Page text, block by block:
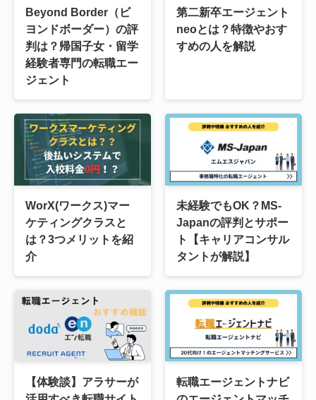
Beyond Border（ビ
ヨンドボーダー）の評
判は？帰国子女・留学
経験者専門の転職エー
ジェント
第二新卒エージェント
neoとは？特徴やおす
すめの人を解説
WorX(ワークス)マー
ケティングクラスと
は？3つメリットを紹
介
未経験でもOK？MS-
Japanの評判とサポー
ト【キャリアコンサル
タントが解説】
【体験談】アラサーが
転職エージェントナビ